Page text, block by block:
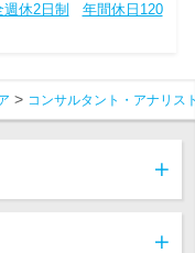
週休2日制
年間休日120
コンサルタント・アナリス